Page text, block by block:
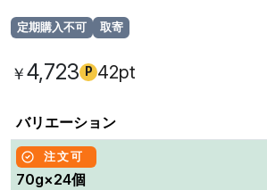
定期購入不可 取寄
￥4,723 P 42pt
バリエーション
注文可
70g×24個